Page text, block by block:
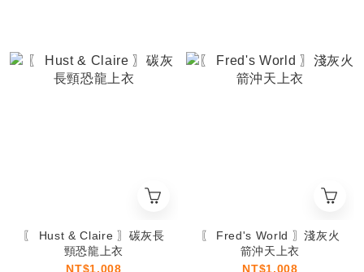
〖 Hust & Claire 〗碳灰長
頸恐龍上衣
NT$1,008
〖 Fred's World 〗淺灰火
箭沖天上衣
NT$1,008